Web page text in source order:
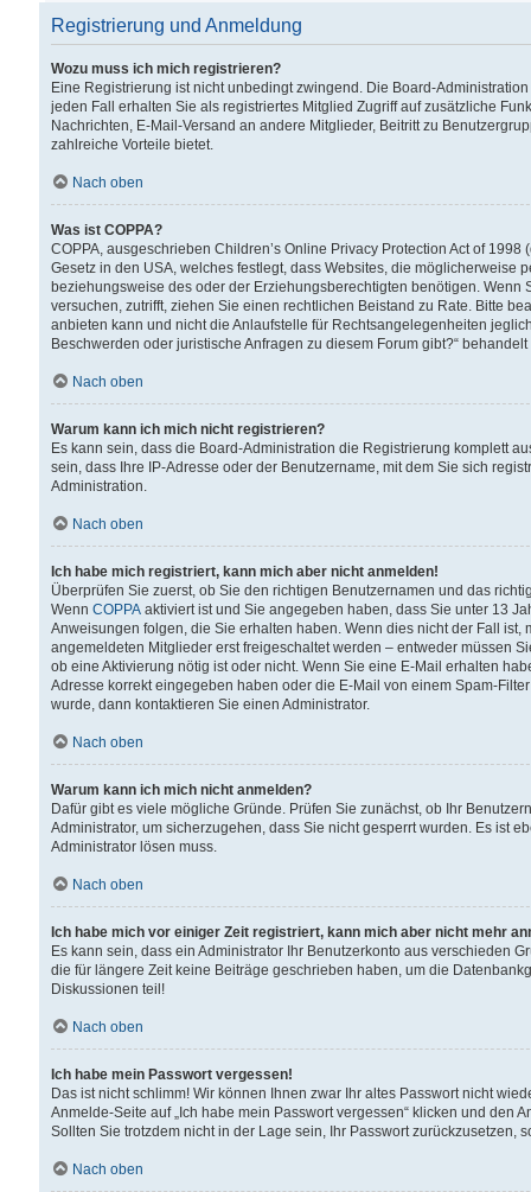
Registrierung und Anmeldung
Wozu muss ich mich registrieren?
Eine Registrierung ist nicht unbedingt zwingend. Die Board-
jeden Fall erhalten Sie als registriertes Mitglied Zugriff auf zusätzliche
Nachrichten, E-Mail-Versand an andere Mitglieder, Beitritt zu
zahlreiche Vorteile bietet.
Nach oben
Was ist COPPA?
COPPA, ausgeschrieben Children’s Online Privacy Protection Act of
Gesetz in den USA, welches festlegt, dass Websites, die
beziehungsweise des oder der Erziehungsberechtigten benötigen.
versuchen, zutrifft, ziehen Sie einen rechtlichen Beistand zu Rate. Bitte
anbieten kann und nicht die Anlaufstelle für Rechtsangelegenheiten
Beschwerden oder juristische Anfragen zu diesem Forum gibt?“
Nach oben
Warum kann ich mich nicht registrieren?
Es kann sein, dass die Board-Administration die Registrierung komplett
sein, dass Ihre IP-Adresse oder der Benutzername, mit dem Sie sich
Administration.
Nach oben
Ich habe mich registriert, kann mich aber nicht anmelden!
Überprüfen Sie zuerst, ob Sie den richtigen Benutzernamen und das
Wenn COPPA aktiviert ist und Sie angegeben haben, dass Sie unter 13
Anweisungen folgen, die Sie erhalten haben. Wenn dies nicht der Fall
angemeldeten Mitglieder erst freigeschaltet werden – entweder müssen
ob eine Aktivierung nötig ist oder nicht. Wenn Sie eine E-Mail erhalten
Adresse korrekt eingegeben haben oder die E-Mail von einem Spam-
wurde, dann kontaktieren Sie einen Administrator.
Nach oben
Warum kann ich mich nicht anmelden?
Dafür gibt es viele mögliche Gründe. Prüfen Sie zunächst, ob Ihr
Administrator, um sicherzugehen, dass Sie nicht gesperrt wurden. Es ist
Administrator lösen muss.
Nach oben
Ich habe mich vor einiger Zeit registriert, kann mich aber nicht mehr
Es kann sein, dass ein Administrator Ihr Benutzerkonto aus verschieden
die für längere Zeit keine Beiträge geschrieben haben, um die
Diskussionen teil!
Nach oben
Ich habe mein Passwort vergessen!
Das ist nicht schlimm! Wir können Ihnen zwar Ihr altes Passwort nicht
Anmelde-Seite auf „Ich habe mein Passwort vergessen“ klicken und
Sollten Sie trotzdem nicht in der Lage sein, Ihr Passwort zurückzusetzen,
Nach oben